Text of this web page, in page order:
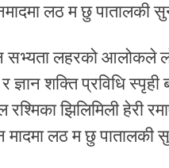
लठ म छु पातालकी
सभ्यता लहरको आलोकले
ज्ञान शक्ति प्रविधि स्पृही
झिलिमिली हेरी
मादमा लठ म छु पातालकी